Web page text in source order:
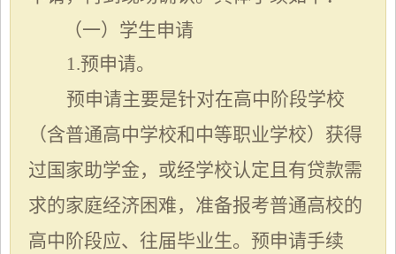
（一）学生申请
1.预申请。
预申请主要是针对在高中阶段学校
（含普通高中学校和中等职业学校）获得
过国家助学金，或经学校认定且有贷款需
求的家庭经济困难，准备报考普通高校的
高中阶段应、往届毕业生。预申请手续